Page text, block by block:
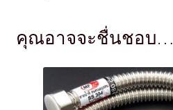
คุณอาจจะชื่นชอบ…